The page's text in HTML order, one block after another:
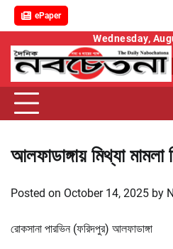
ePaper
content
Wednesday,
আলফাডাঙ্গায় মিথ্যা
Posted on October 14, 2025 by
রোকসানা পারভিন (ফরিদপুর) আলফাডাঙ্গা